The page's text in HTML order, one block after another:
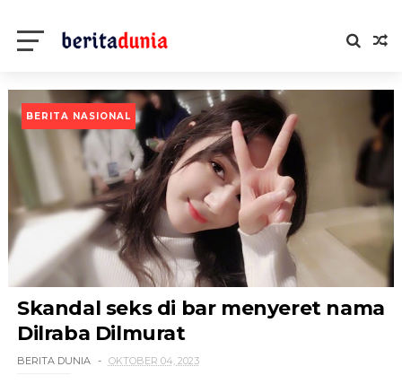
BERITA NASIONAL
Skandal seks di bar menyeret nama
Dilraba Dilmurat
BERITA DUNIA OKTOBER 04, 2023